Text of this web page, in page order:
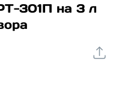
301П на 3 л